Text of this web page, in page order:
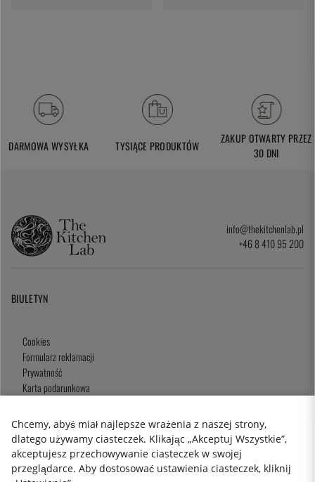
DARMOWA WYSYŁKA TYSIĄCE PRODUKTÓW
ZAKUP OTWARTY PRZEZ
30 DNI
info@thekitchenlab.pl
+46 8 410 95 200
BIULETYN
Cookies
Formularz reklamacji
Prywatność
Karta podarunkowa
2026 KitchenLab AB
Chcemy, abyś miał najlepsze wrażenia z naszej strony,
dlatego używamy ciasteczek. Klikając „Akceptuj Wszystkie”,
akceptujesz przechowywanie ciasteczek w swojej
przeglądarce. Aby dostosować ustawienia ciasteczek, kliknij